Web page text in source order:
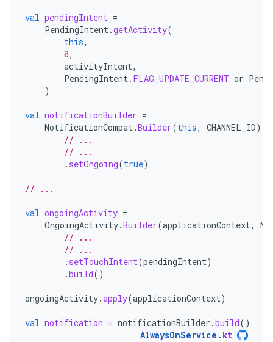
val pendingIntent =
PendingIntent.getActivity(
this,
0,
activityIntent,
PendingIntent. FLAG_UPDATE_CURRENT or
)
val notificationBuilder =
NotificationCompat.Builder(this, CHANNEL_ID)
// ...
// ...
. setOngoing(true)
// ...
val ongoingActivity =
OngoingActivity.Builder(applicationContext,
// ...
// ...
. setTouchIntent(pendingIntent)
.build()
ongoingActivity.apply(applicationContext)
val notification = notificationBuilder .build()
AlwaysOnService . kt